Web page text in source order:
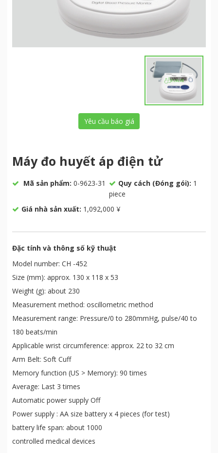
Yêu cầu báo giá
Máy đo huyết áp điện tử
Mã sản phẩm: 0-9623-31 Quy cách (Đóng gói): 1
piece
Giá nhà sản xuất: 1,092,000 ¥
Đặc tính và thông số kỹ thuật
Model number: CH -452
Size (mm): approx. 130 x 118 x 53
Weight (g): about 230
Measurement method: oscillometric method
Measurement range: Pressure/0 to 280mmHg, pulse/40 to
180 beats/min
Applicable wrist circumference: approx. 22 to 32 cm
Arm Belt: Soft Cuff
Memory function (US > Memory): 90 times
Average: Last 3 times
Automatic power supply Off
Power supply : AA size battery x 4 pieces (for test)
battery life span: about 1000
controlled medical devices